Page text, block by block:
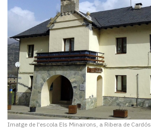
Imatge de l'escola Els Minairons, a Ribera de Cardós